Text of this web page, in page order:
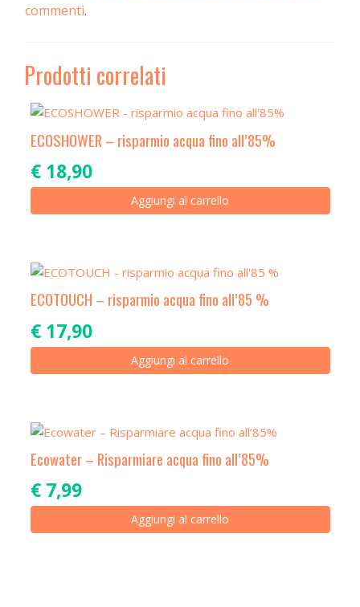
commenti.
Prodotti correlati
ECOSHOWER – risparmio acqua fino all’85%
€18,90
Aggiungi al carrello
ECOTOUCH – risparmio acqua fino all’85 %
€17,90
Aggiungi al carrello
Ecowater – Risparmiare acqua fino all’85%
€7,99
Aggiungi al carrello